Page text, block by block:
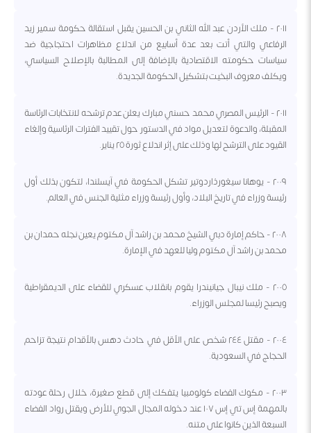
٢٠١١ - ملك الأردن عبد الله الثاني بن الحسين يقبل استقالة حكومة سمير زيد
الرفاعي والتي أتت بعد عدة أسابيع من اندلاع مظاهرات احتجاجية ضد
سياسات حكومته الاقتصادية بالإضافة إلى المطالبة بالإصلاح السياسي،
ويكلف معروف البخيت بتشكيل الحكومة الجديدة.
٢٠١١ - الرئيس المصري محمد حسني مبارك يعلن عدم ترشحه لانتخابات الرئاسة
المقبلة، والدعوة لتعديل مواد في الدستور حول تقييد الفترات الرئاسية وإلغاء
القيود على الترشح لها وذلك على إثر اندلاع ثورة ٢٥ يناير.
٢٠٠٩ - يوهانا سيغورذاردوتير تشكل الحكومة في آيسلندا، لتكون بذلك أول
رئيسة وزراء في تاريخ البلاد، وأول رئيسة وزراء مثلية الجنس في العالم.
٢٠٠٨ - حاكم إمارة دبي الشيخ محمد بن راشد آل مكتوم يعين نجله حمدان بن
محمد بن راشد آل مكتوم وليا للعهد في الإمارة.
٢٠٠٥ - ملك نيبال جيانيندرا يقوم بانقلاب عسكري للقضاء على الديمقراطية
ويصبح رئيسا لمجلس الوزراء.
٢٠٠٤ - مقتل ٢٤٤ شخص على الأقل في حادث دهس بالأقدام نتيجة تزاحم
الحجاج في السعودية.
٢٠٠٣ - مكوك الفضاء كولومبيا يتفكك إلى قطع صغيرة، خلال رحلة عودته
بالمهمة إس تي إس ١٠٧ عند دخوله المجال الجوي للأرض ويقتل رواد الفضاء
السبعة الذين كانوا على متنه.